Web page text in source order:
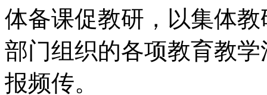
体备课促教研，以集体
部门组织的各项教育教
报频传。